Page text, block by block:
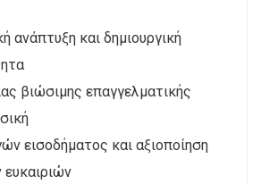
ανάπτυξη και δημιουργική
βιώσιμης επαγγελματικής
εισοδήματος και αξιοποίηση